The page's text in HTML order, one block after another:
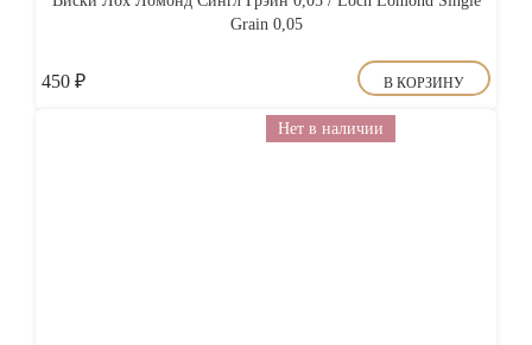
Grain 0,05
450 ₽ В КОРЗИНУ
Нет в наличии